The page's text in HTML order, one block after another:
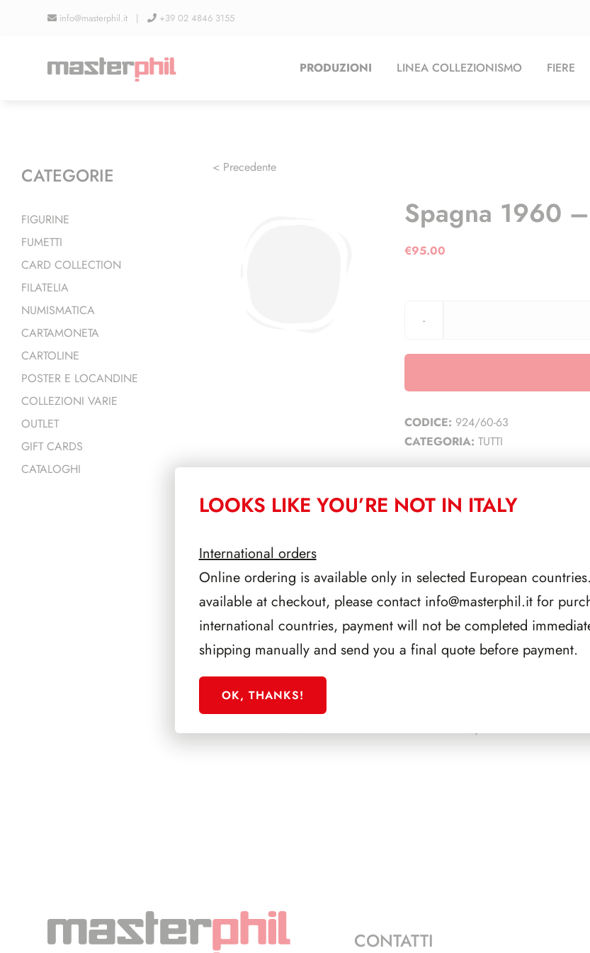
info@masterphil.it | +39 02 4846 3155
PRODUZIONI LINEA COLLEZIONISMO FIERE
< Precedente
Spagna 1960
€95.00
CODICE: 924/60-63
CATEGORIA: TUTTI
PRODOTTI CORRELATI
SFORZESCO ITALIA 1995
PAGINE 7
1965/1971
CATEGORIE
FIGURINE
FUMETTI
CARD COLLECTION
FILATELIA
NUMISMATICA
CARTAMONETA
CARTOLINE
POSTER E LOCANDINE
COLLEZIONI VARIE
OUTLET
GIFT CARDS
CATALOGHI
CONTATTI
LOOKS LIKE YOU’RE NOT IN ITALY
International orders
Online ordering is available only in selected European
available at checkout, please contact info@masterphil.itfor
international countries, payment will not be completed
shipping manually and send you a final quote before payment.
OK, THANKS!